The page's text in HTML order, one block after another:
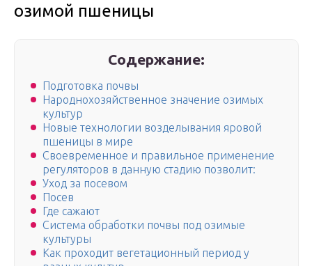
озимой пшеницы
Содержание:
Подготовка почвы
Народнохозяйственное значение озимых
культур
Новые технологии возделывания яровой
пшеницы в мире
Своевременное и правильное применение
регуляторов в данную стадию позволит:
Уход за посевом
Посев
Где сажают
Система обработки почвы под озимые
культуры
Как проходит вегетационный период у